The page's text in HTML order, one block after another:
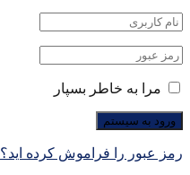
مرا به خاطر بسپار
رمز عبور را فراموش کرده اید؟